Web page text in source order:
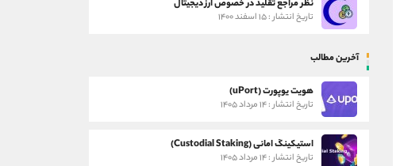
نظر مراجع تقلید در خصوص ارز دیجیتال
تاریخ انتشار : ۱۵ اسفند ۱۴۰۰
آخرین مطالب
هویت یوپورت (uPort)
تاریخ انتشار : ۱۴ مرداد ۱۴۰۵
استیکینگ امانی (Custodial Staking)
تاریخ انتشار : ۱۴ مرداد ۱۴۰۵